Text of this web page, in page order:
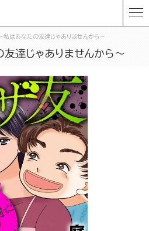
私はあなたの友達じゃありませんから～
達じゃありませんから～